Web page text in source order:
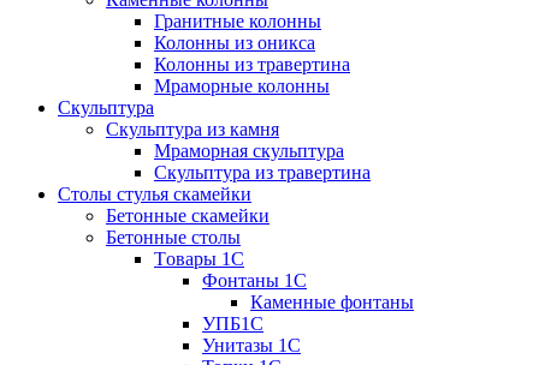
Гранитные колонны
Колонны из оникса
Колонны из травертина
Мраморные колонны
Скульптура
Скульптура из камня
Мраморная скульптура
Скульптура из травертина
Столы стулья скамейки
Бетонные скамейки
Бетонные столы
Tовары 1C
Фонтаны 1C
Каменные фонтаны
УПБ1С
Унитазы 1С